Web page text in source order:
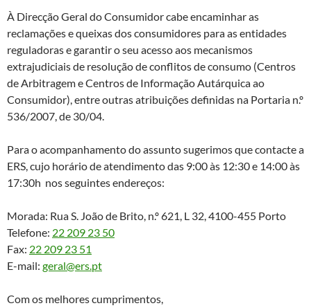
À Direcção Geral do Consumidor cabe encaminhar as
reclamações e queixas dos consumidores para as entidades
reguladoras e garantir o seu acesso aos mecanismos
extrajudiciais de resolução de conflitos de consumo (Centros
de Arbitragem e Centros de Informação Autárquica ao
Consumidor), entre outras atribuições definidas na Portaria n.º
536/2007, de 30/04.
Para o acompanhamento do assunto sugerimos que contacte a
ERS, cujo horário de atendimento das 9:00 às 12:30 e 14:00 às
17:30h nos seguintes endereços:
Morada: Rua S. João de Brito, n.º 621, L 32, 4100-455 Porto
Telefone: 22 209 23 50
Fax: 22 209 23 51
E-mail: geral@ers.pt
Com os melhores cumprimentos,